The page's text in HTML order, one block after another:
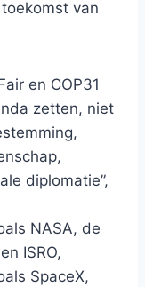
van
en COP31
zetten, niet
diplomatie”,
NASA, de
ISRO,
SpaceX,